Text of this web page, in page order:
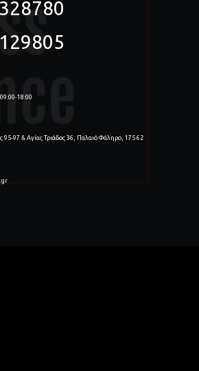
18:00
97 & Αγίας Τριάδος 36, Παλαιό Φάληρο, 175 62